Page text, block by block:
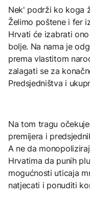
Nek' podrži ko koga
Želimo poštene i fer
Hrvati će izabrati
bolje. Na nama je
prema vlastitom
zalagati se za
Predsjedništva i
Na tom tragu
premijera i
A ne da
Hrvatima da punih
mogućnosti uticaja
natjecati i ponuditi